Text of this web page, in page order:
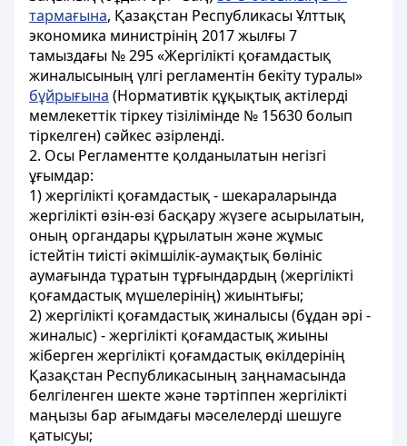
тармағына, Қазақстан Республикасы Ұлттық
экономика министрінің 2017 жылғы 7
тамыздағы № 295 «Жергілікті қоғамдастық
жиналысының үлгі регламентін бекіту туралы»
бұйрығына (Нормативтік құқықтық актілерді
мемлекеттік тіркеу тізілімінде № 15630 болып
тіркелген) сәйкес әзірленді.
2. Осы Регламентте қолданылатын негізгі
ұғымдар:
1) жергілікті қоғамдастық - шекараларында
жергілікті өзін-өзі басқару жүзеге асырылатын,
оның органдары құрылатын және жұмыс
істейтін тиісті әкімшілік-аумақтық бөлініс
аумағында тұратын тұрғындардың (жергілікті
қоғамдастық мүшелерінің) жиынтығы;
2) жергілікті қоғамдастық жиналысы (бұдан әрі -
жиналыс) - жергілікті қоғамдастық жиыны
жіберген жергілікті қоғамдастық өкілдерінің
Қазақстан Республикасының заңнамасында
белгіленген шекте және тәртіппен жергілікті
маңызы бар ағымдағы мәселелерді шешуге
қатысуы;